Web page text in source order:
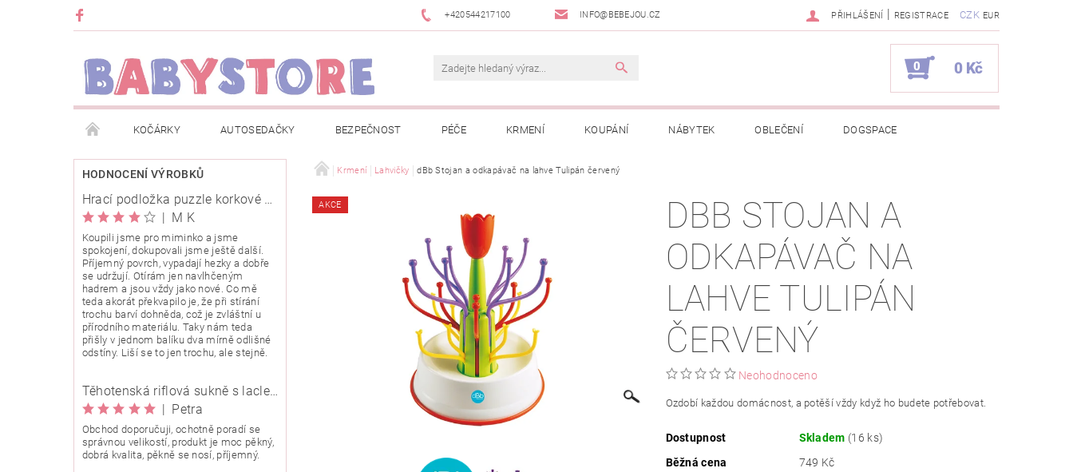
+420544217100 INFO@BEBEJOU.CZ CZK EUR
PŘIHLÁŠENÍ | REGISTRACE
0 0 Kč
KOČÁRKY AUTOSEDAČKY BEZPEČNOST PÉČE KRMENÍ KOUPÁNÍ NÁBYTEK OBLEČENÍ DOGSPACE
METRÁŽ ZNAČKY ROZBALENO NEBO Z VÝSTAVY JAK SPRÁVNĚ ÚRČIT VELIKOST
OBCHODNÍ PODMÍNKY INFORMACE O EVIDENCI TRŽEB EET INFORMACE O ZPRACOVÁNÍ OSOBNÍCH ÚDAJŮ NAPIŠTE NÁM KONTAKTY
O NÁS KARIERA KLUB BABYSTORE NEWSLETTERY ODSTOUPENÍ OD SMLOUVY MOJE OBJEDNÁVKA
HODNOCENÍ VÝROBKŮ
Hrací podložka puzzle korkové 120x120cm
| M K
Koupili jsme pro miminko a jsme
spokojení, dokupovali jsme ještě další.
Příjemný povrch, vypadají hezky a dobře
se udržují. Otírám jen navlhčeným
hadrem a jsou vždy jako nové. Co mě
teda akorát překvapilo je, že při stírání
trochu barví dohněda, což je zvláštní u
přírodního materiálu. Taky nám teda
přišly v jednom balíku dva mírně odlišné
odstíny. Liší se to jen trochu, ale stejně.
Těhotenská riflová sukně s laclem Rialto Wingles 01753
| Petra
Obchod doporučuji, ochotně poradí se
správnou velikostí, produkt je moc pěkný,
dobrá kvalita, pěkně se nosí, příjemný.
Krmení Lahvičky dBb Stojan a odkapávač na lahve Tulipán červený
AKCE
DBB STOJAN A
ODKAPÁVAČ NA
LAHVE TULIPÁN
ČERVENÝ
Neohodnoceno
Ozdobí každou domácnost, a potěší vždy když ho budete potřebovat.
Dostupnost Skladem (16 ks)
Běžná cena
749 Kč